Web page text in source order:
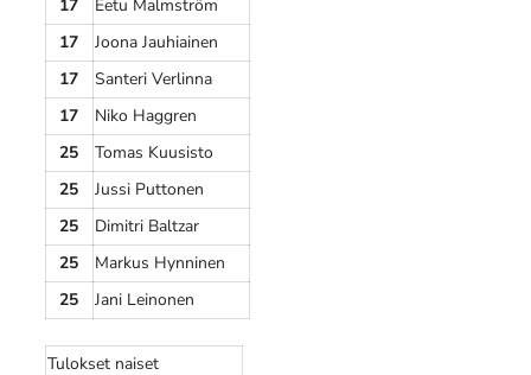
17
Eetu Malmström
17
Joona Jauhiainen
17
Santeri Verlinna
17
Niko Haggren
25
Tomas Kuusisto
25
Jussi Puttonen
25
Dimitri Baltzar
25
Markus Hynninen
25
Jani Leinonen
Tulokset naiset